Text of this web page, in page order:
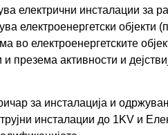
електрични инсталации за
електроенергетски објекти
електроенергетските
презема активности и
за инсталација и
инсталации до 1KV и